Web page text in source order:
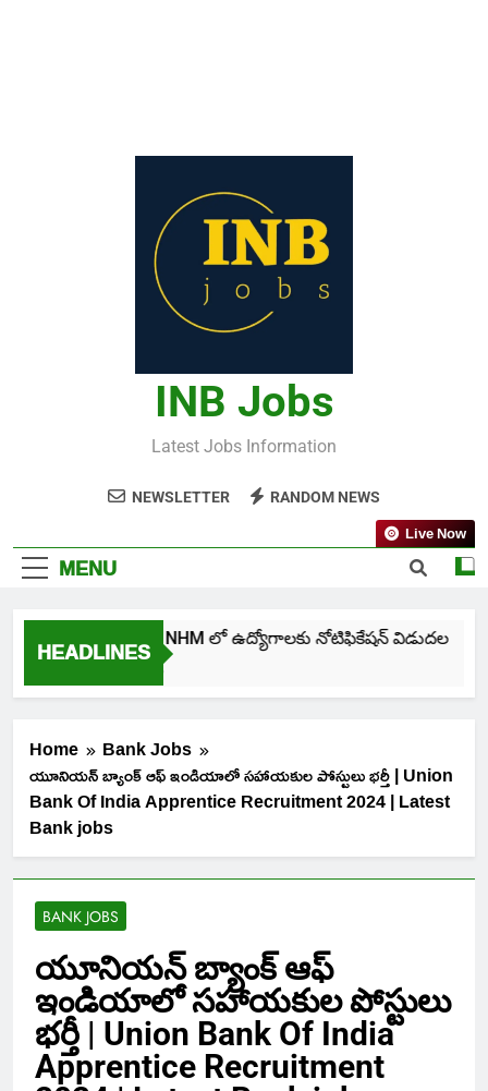
INB Jobs
Latest Jobs Information
NEWSLETTER RANDOM NEWS
MENU
Live Now
HEADLINES
తెలంగాణ NHM లో ఉద్యోగాలకు నోటిఫికేషన్ విడుదల
Home
Bank Jobs
యూనియన్ బ్యాంక్ ఆఫ్ ఇండియాలో సహాయకుల పోస్టులు భర్తీ | Union
Bank Of India Apprentice Recruitment 2024 | Latest
Bank jobs
BANK JOBS
యూనియన్ బ్యాంక్ ఆఫ్
ఇండియాలో సహాయకుల పోస్టులు
భర్తీ | Union Bank Of India
Apprentice Recruitment